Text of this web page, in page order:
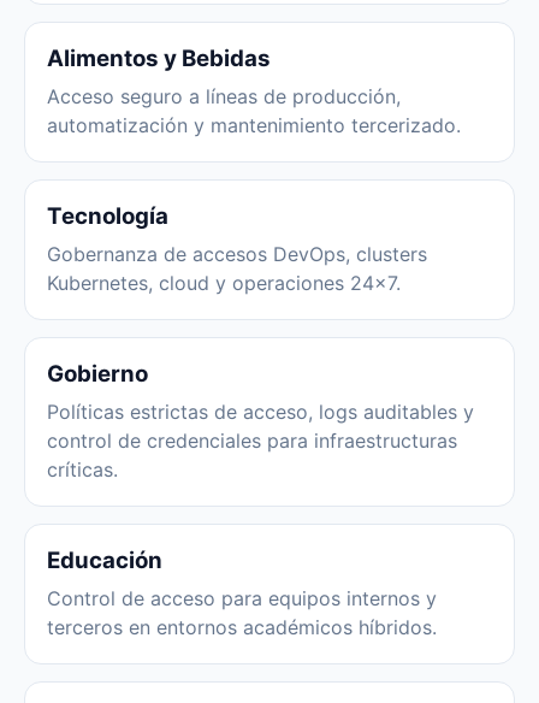
Alimentos y Bebidas
Acceso seguro a líneas de producción,
automatización y mantenimiento tercerizado.
Tecnología
Gobernanza de accesos DevOps, clusters
Kubernetes, cloud y operaciones 24x7.
Gobierno
Políticas estrictas de acceso, logs auditables y
control de credenciales para infraestructuras
críticas.
Educación
Control de acceso para equipos internos y
terceros en entornos académicos híbridos.